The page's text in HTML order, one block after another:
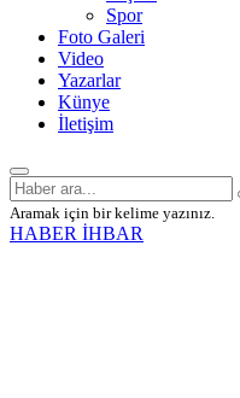
Spor
Foto Galeri
Video
Yazarlar
Künye
İletişim
Aramak için bir kelime yazınız.
HABER İHBAR